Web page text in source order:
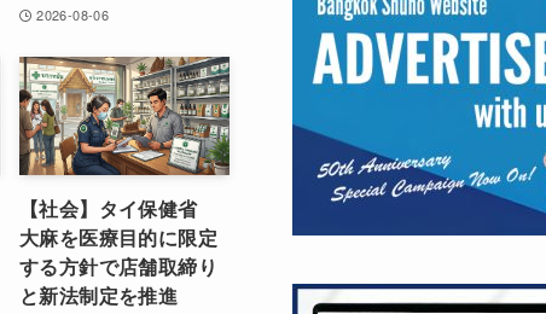
2026-08-06
【社会】タイ保健省
大麻を医療目的に限定
する方針で店舗取締り
と新法制定を推進